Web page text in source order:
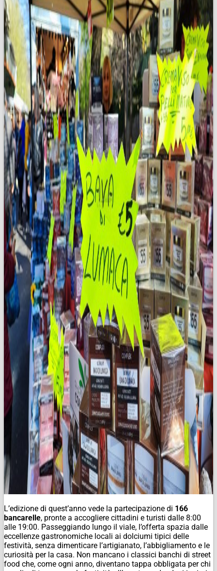
L’edizione di quest’anno vede la partecipazione di 166
bancarelle, pronte a accogliere cittadini e turisti dalle 8:00
alle 19:00. Passeggiando lungo il viale, l’offerta spazia dalle
eccellenze gastronomiche locali ai dolciumi tipici delle
festività, senza dimenticare l’artigianato, l’abbigliamento e le
curiosità per la casa. Non mancano i classici banchi di street
food che, come ogni anno, diventano tappa obbligata per chi